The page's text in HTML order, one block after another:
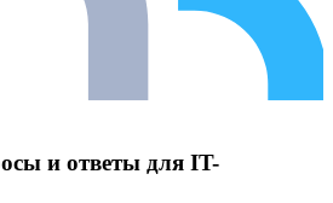
и ответы для IT-